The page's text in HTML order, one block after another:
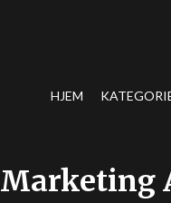
HJEM
Marketing